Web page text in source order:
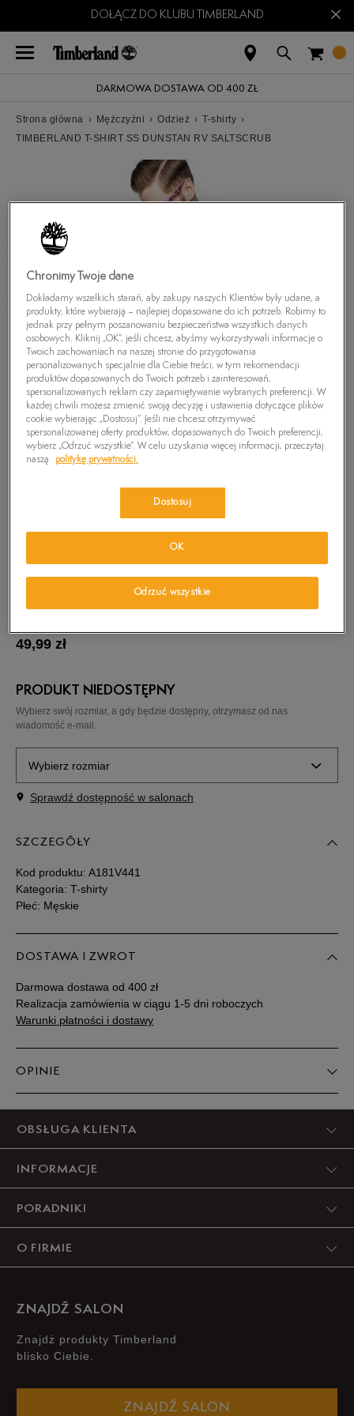
DOŁĄCZ DO KLUBU TIMBERLAND ×
DARMOWA DOSTAWA OD 400 ZŁ
Strona główna › Mężczyźni › Odzież › T-shirty ›
TIMBERLAND T-SHIRT SS DUNSTAN RV SALTSCRUB
49,99 zł
PRODUKT NIEDOSTĘPNY
Wybierz swój rozmiar, a gdy będzie dostępny, otrzymasz od nas
wiadomość e-mail.
Wybierz rozmiar
Powiadom o
dostępności
XL
Powiadom o
Sprawdź dostępność w salonach
SZCZEGÓŁY
Kod produktu: A181V441
Kategoria: T-shirty
Płeć: Męskie
DOSTAWA I ZWROT
Darmowa dostawa od 400 zł
Realizacja zamówienia w ciągu 1-5 dni roboczych
Warunki płatności i dostawy
OPINIE
OBSŁUGA KLIENTA
INFORMACJE
PORADNIKI
O FIRMIE
ZNAJDŹ SALON
Znajdż produkty Timberland
blisko Ciebie.
ZNAJDŹ SALON
Chronimy Twoje dane
Dokładamy wszelkich starań, aby zakupy naszych Klientów były udane, a
produkty, które wybierają – najlepiej dopasowane do ich potrzeb. Robimy to
jednak przy pełnym poszanowaniu bezpieczeństwa wszystkich danych
osobowych. Kliknij „OK”, jeśli chcesz, abyśmy wykorzystywali informacje o
Twoich zachowaniach na naszej stronie do przygotowania
personalizowanych specjalnie dla Ciebie treści, w tym rekomendacji
produktów dopasowanych do Twoich potrzeb i zainteresowań,
spersonalizowanych reklam czy zapamiętywanie wybranych preferencji. W
każdej chwili możesz zmienić swoją decyzję i ustawienia dotyczące plików
cookie wybierając „Dostosuj”. Jeśli nie chcesz otrzymywać
spersonalizowanej oferty produktów, dopasowanych do Twoich preferencji,
wybierz „Odrzuć wszystkie”. W celu uzyskania więcej informacji, przeczytaj
naszą
politykę prywatności.
Dostosuj
Odrzuć wszystkie
OK